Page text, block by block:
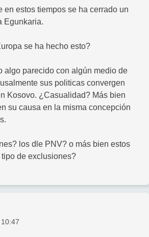
en estos tiempos se ha cerrado un
Egunkaria.
se ha hecho esto?
algo parecido con algún medio de
sus politicas convergen
Kosovo. ¿Casualidad? Más bien
su causa en la misma concepción
los dle PNV? o más bien estos
de exclusiones?